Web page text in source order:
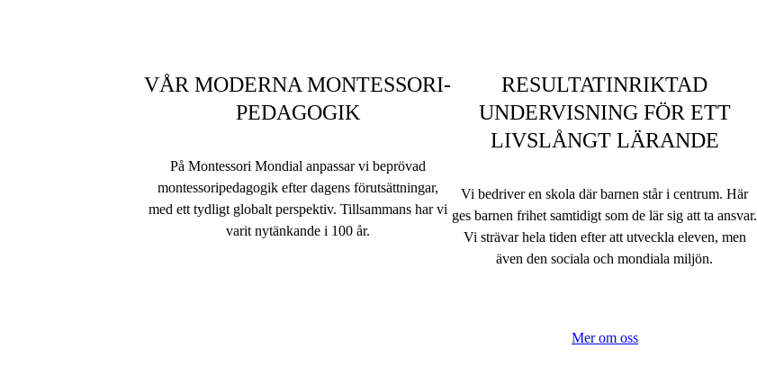
VÅR MODERNA MONTESSORI­­
PEDAGOGIK
På Montessori Mondial anpassar vi beprövad
montessoripedagogik efter dagens förutsättningar,
med ett tydligt globalt perspektiv. Tillsammans har vi
varit nytänkande i 100 år.
RESULTATINRIKTAD
UNDERVISNING FÖR ETT
LIVSLÅNGT LÄRANDE
Vi bedriver en skola där barnen står i centrum. Här
ges barnen frihet samtidigt som de lär sig att ta ansvar.
Vi strävar hela tiden efter att utveckla eleven, men
även den sociala och mondiala miljön.
Mer om oss